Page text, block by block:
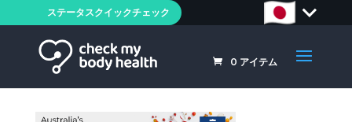
ステータスクイックチェック
0 アイテム